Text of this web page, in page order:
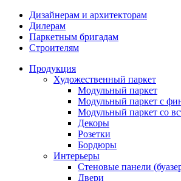
Дизайнерам и архитекторам
Дилерам
Паркетным бригадам
Строителям
Продукция
Художественный паркет
Модульный паркет
Модульный паркет с
Модульный паркет со
Декоры
Розетки
Бордюры
Интерьеры
Стеновые панели
Двери